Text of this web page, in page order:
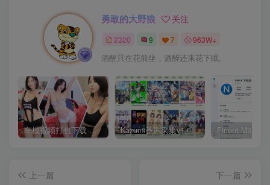
勇敢的大野狼 关注
2320 9 7 963W+
酒醒只在花前坐，酒醉还来花下眠。
车模视频打包下载-高清无水印版 Kazumi番剧采集v1.6.9：支持自定义规则+在线观看+弹幕，跨平台下载
上一篇
下一篇